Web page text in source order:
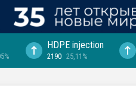
HDPE injection
2190 25,11%